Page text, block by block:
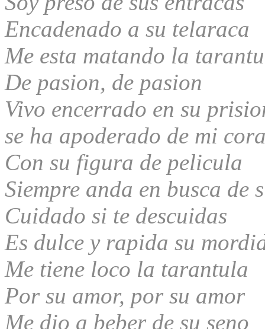
Encadenado a su telaraсa
Me esta matando la
De pasion, de pasion
Vivo encerrado en su
se ha apoderado de mi
Con su figura de pelicula
Siempre anda en busca de
Cuidado si te descuidas
Es dulce y rapida su
Me tiene loco la tarantula
Por su amor, por su amor
Me dio a beber de su seno